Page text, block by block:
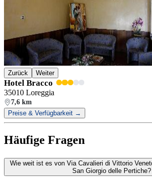
Zurück Weiter
Hotel Bracco
35010 Loreggia
7,6 km
Preise & Verfügbarkeit →
Häufige Fragen
Wie weit ist es von Via Cavalieri di Vittorio
San Giorgio delle Pertiche?